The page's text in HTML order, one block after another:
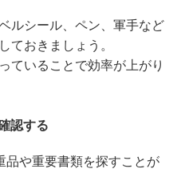
ルシール、ペン、軍手など
ておきましょう。
ていることで効率が上がり
認する
品や重要書類を探すことが